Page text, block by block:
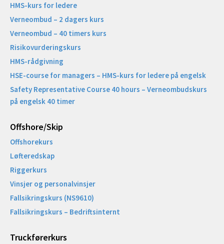
HMS-kurs for ledere
Verneombud – 2 dagers kurs
Verneombud – 40 timers kurs
Risikovurderingskurs
HMS-rådgivning
HSE-course for managers – HMS-kurs for ledere på engelsk
Safety Representative Course 40 hours – Verneombudskurs
på engelsk 40 timer
Offshore/Skip​
Offshorekurs
Løfteredskap
Riggerkurs
Vinsjer og personalvinsjer
Fallsikringskurs (NS9610)
Fallsikringskurs – Bedriftsinternt
Truckførerkurs